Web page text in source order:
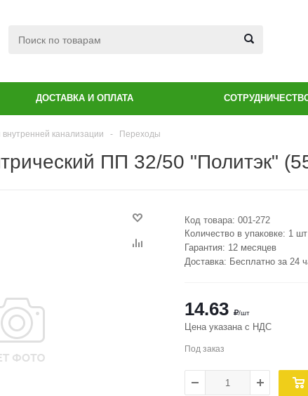
ДОСТАВКА И ОПЛАТА
канализации - Переходы
ПП 32/50 "Политэк"
Код товара: 001-272
Количество в упаковке: 1 шт
Гарантия: 12 месяцев
Доставка: Бесплатно за 24
14.63 /шт
Цена указана с НДС
Под заказ